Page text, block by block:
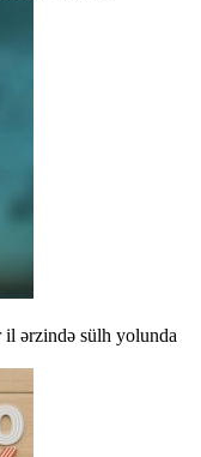
ərzində sülh yolunda